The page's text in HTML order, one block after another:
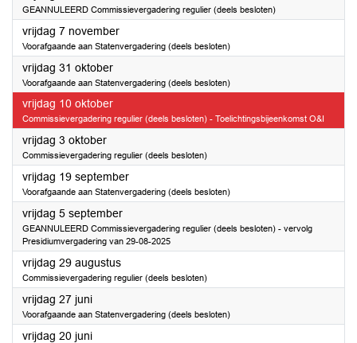
GEANNULEERD Commissievergadering regulier (deels besloten)
vrijdag 7 november2025
Voorafgaande aan Statenvergadering (deels besloten)
vrijdag 31 oktober2025
Voorafgaande aan Statenvergadering (deels besloten)
vrijdag 10 oktober2025
Commissievergadering regulier (deels besloten) - Toelichtingsbijeenkomst O&I
vrijdag 3 oktober2025
Commissievergadering regulier (deels besloten)
vrijdag 19 september2025
Voorafgaande aan Statenvergadering (deels besloten)
vrijdag 5 september2025
GEANNULEERD Commissievergadering regulier (deels besloten) - vervolg
Presidiumvergadering van 29-08-2025
vrijdag 29 augustus2025
Commissievergadering regulier (deels besloten)
vrijdag 27 juni2025
Voorafgaande aan Statenvergadering (deels besloten)
vrijdag 20 juni2025